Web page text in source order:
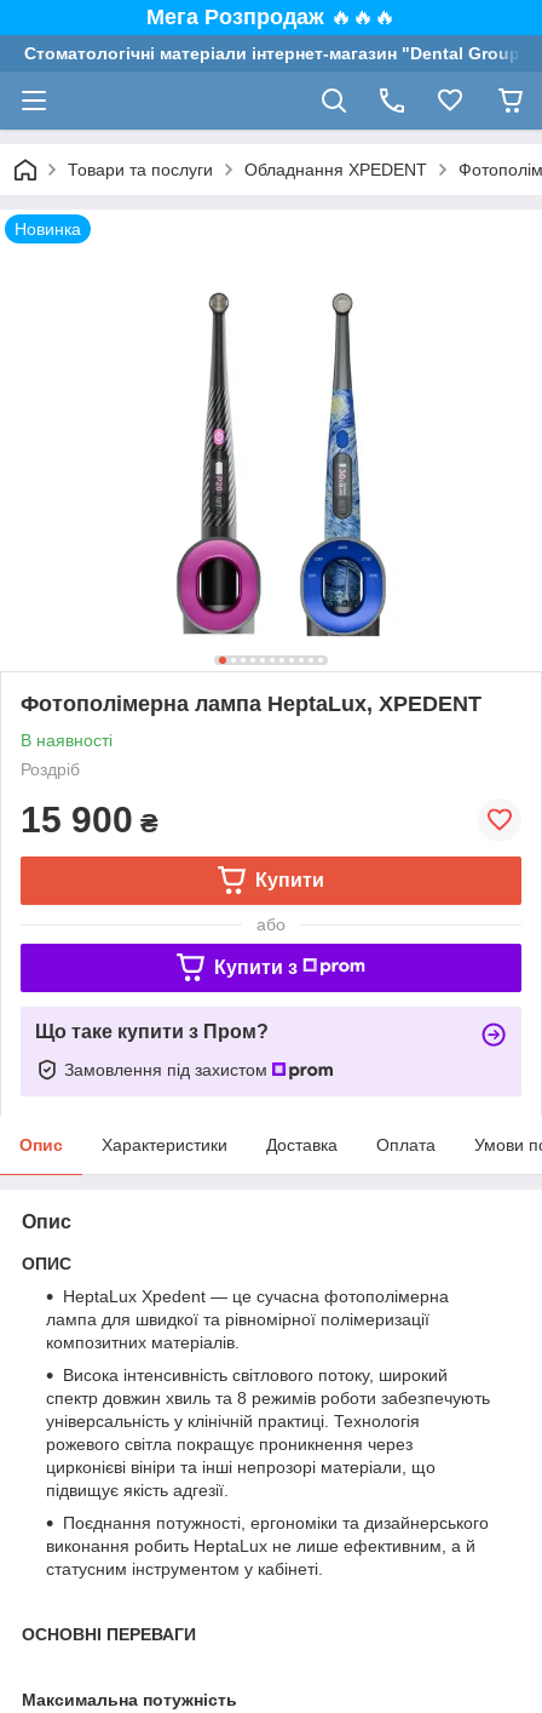
Мега Розпродаж 🔥🔥🔥
Стоматологічні матеріали інтернет-магазин "Dental Group"
Товари та послуги Обладнання XPEDENT
Новинка
Фотополімерна лампа HeptaLux, XPEDENT
В наявності
Роздріб
15 900 ₴
Купити
або
Купити з
Що таке купити з Пром?
Замовлення під захистом
Опис Характеристики Доставка Оплата Умови
Опис
ОПИС
HeptaLux Xpedent — це сучасна фотополімерна
лампа для швидкої та рівномірної полімеризації
композитних матеріалів.
Висока інтенсивність світлового потоку, широкий
спектр довжин хвиль та 8 режимів роботи забезпечують
універсальність у клінічній практиці. Технологія
рожевого світла покращує проникнення через
цирконієві вініри та інші непрозорі матеріали, що
підвищує якість адгезії.
Поєднання потужності, ергономіки та дизайнерського
виконання робить HeptaLux не лише ефективним, а й
статусним інструментом у кабінеті.
ОСНОВНІ ПЕРЕВАГИ
Максимальна потужність